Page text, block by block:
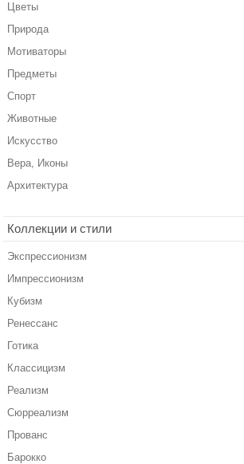
Цветы
Природа
Мотиваторы
Предметы
Спорт
Животные
Искусство
Вера, Иконы
Архитектура
Коллекции и стили
Экспрессионизм
Импрессионизм
Кубизм
Ренессанс
Готика
Классицизм
Реализм
Сюрреализм
Прованс
Барокко